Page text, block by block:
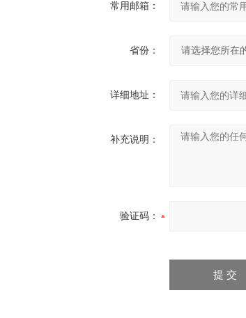
常用邮箱：
省份：
详细地址：
补充说明：
验证码：